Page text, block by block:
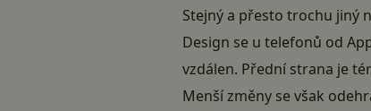
Stejný a přesto trochu jiný
Design se u telefonů od
vzdálen. Přední strana je
Menší změny se však